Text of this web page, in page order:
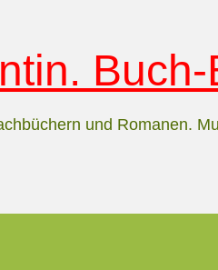
Buch-
und Romanen.